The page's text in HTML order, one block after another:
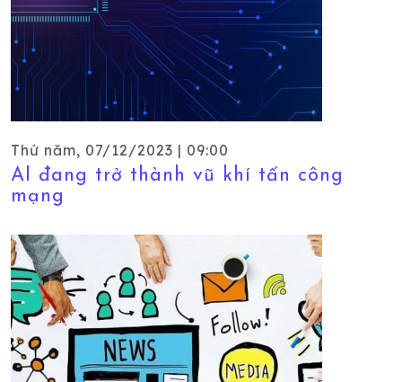
Thứ năm, 07/12/2023 | 09:00
AI đang trở thành vũ khí tấn công
mạng